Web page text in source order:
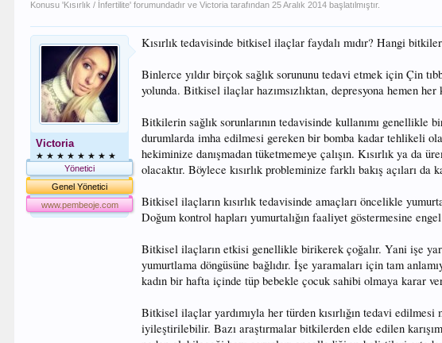
Konusu 'Kısırlık / İnfertilite' forumundadır veVictoria tarafından25 Aralık 2014 başlatılmıştır.
Victoria
★ ★ ★ ★ ★ ★ ★ ★
Yönetici
Genel Yönetici
www.pembeoje.com
Kısırlık tedavisinde bitkisel ilaçlar faydalı mıdır? Hangi
Binlerce yıldır birçok sağlık sorununu tedavi etmek için Çin
yolunda. Bitkisel ilaçlar hazımsızlıktan, depresyona hemen
Bitkilerin sağlık sorunlarının tedavisinde kullanımı
durumlarda imha edilmesi gereken bir bomba kadar tehlikeli
hekiminize danışmadan tüketmemeye çalışın. Kısırlık ya da
olacaktır. Böylece kısırlık probleminize farklı bakış açıları da
Bitkisel ilaçların kısırlık tedavisinde amaçları öncelikle
Doğum kontrol hapları yumurtalığın faaliyet göstermesine
Bitkisel ilaçların etkisi genellikle birikerek çoğalır. Yani işe
yumurtlama döngüsüne bağlıdır. İşe yaramaları için tam
kadın bir hafta içinde tüp bebekle çocuk sahibi olmaya karar
Bitkisel ilaçlar yardımıyla her türden kısırlığın tedavi
iyileştirilebilir. Bazı araştırmalar bitkilerden elde edilen